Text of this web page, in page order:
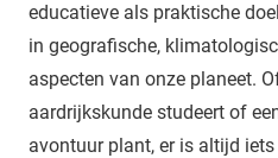
educatieve als praktische
in geografische,
aspecten van onze planeet.
aardrijkskunde studeert of
avontuur plant, er is altijd